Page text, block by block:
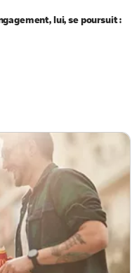
lui, se poursuit :